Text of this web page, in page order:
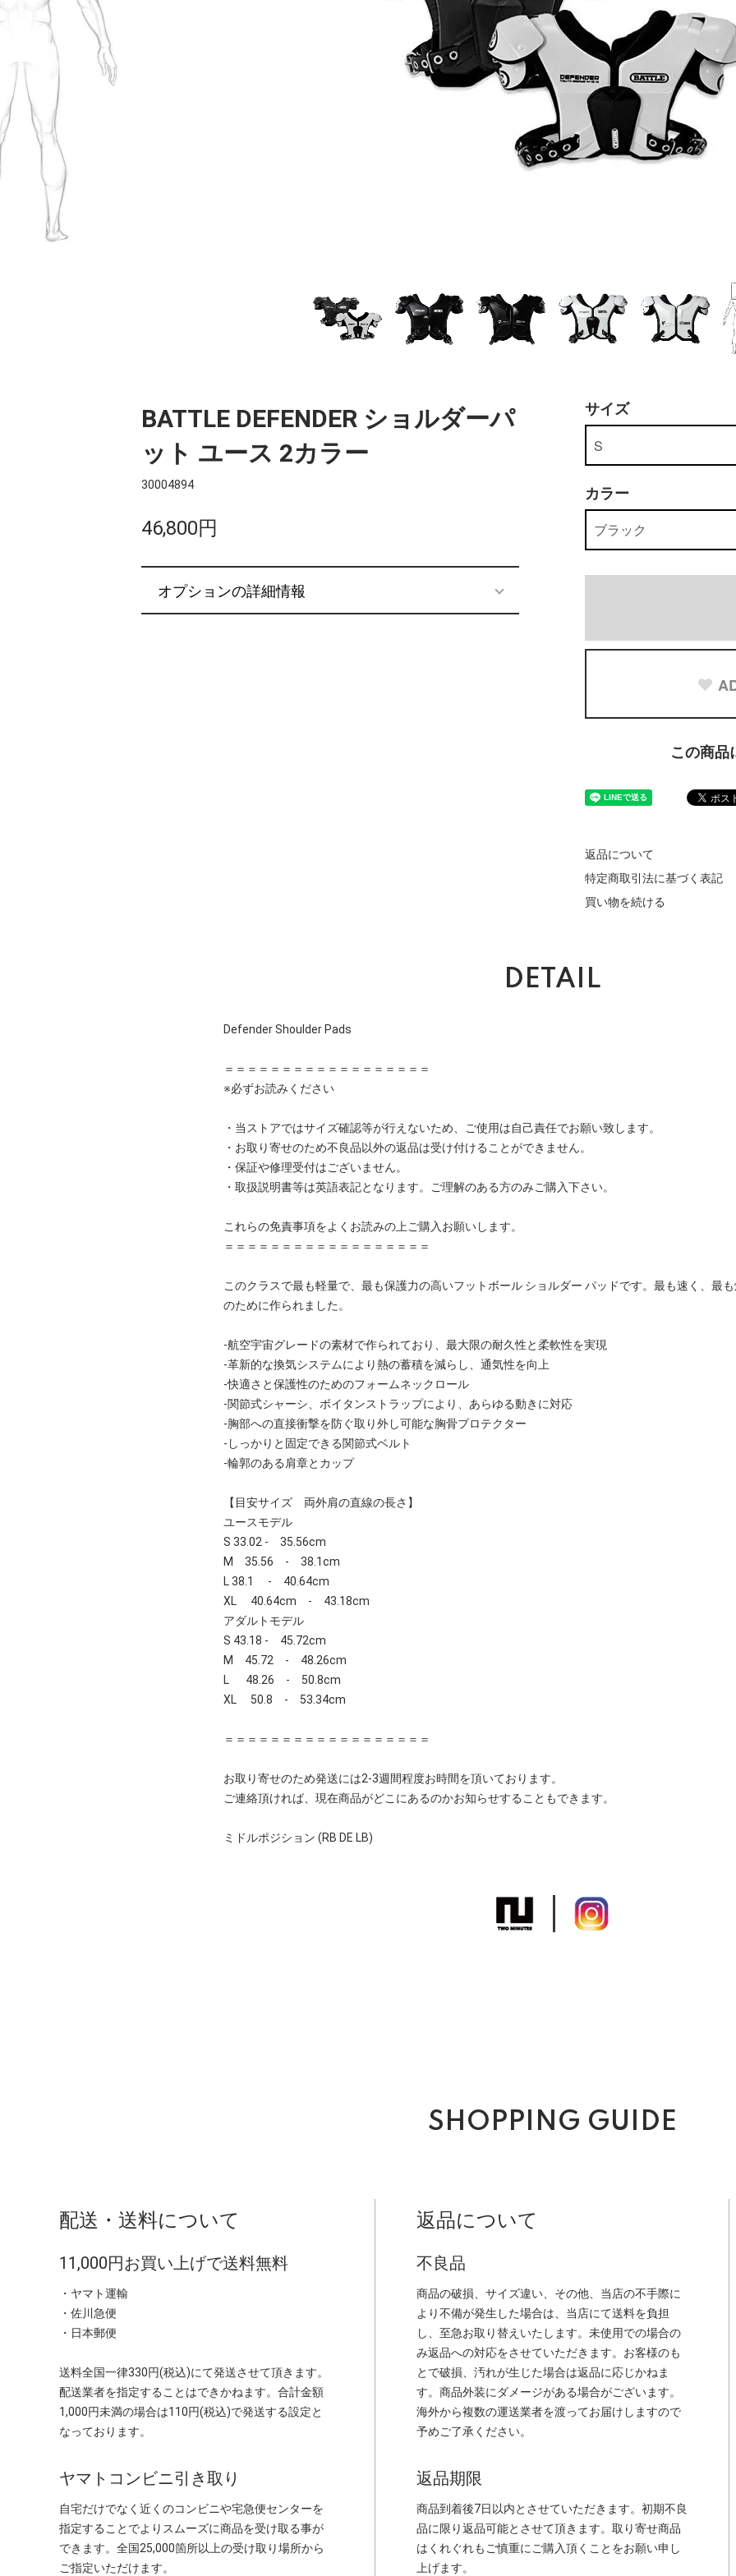
BATTLE DEFENDER ショルダーパ
ット ユース 2カラー
30004894
46,800円
オプションの詳細情報
サイズ
カラー
この商品
返品について
特定商取引法に基づく表記
買い物を続ける
DETAIL
Defender Shoulder Pads
＝＝＝＝＝＝＝＝＝＝＝＝＝＝＝＝＝＝
※必ずお読みください
・当ストアではサイズ確認等が行えないため、ご使用は自己責任でお願い致します。
・お取り寄せのため不良品以外の返品は受け付けることができません。
・保証や修理受付はございません。
・取扱説明書等は英語表記となります。ご理解のある方のみご購入下さい。
これらの免責事項をよくお読みの上ご購入お願いします。
＝＝＝＝＝＝＝＝＝＝＝＝＝＝＝＝＝＝
このクラスで最も軽量で、最も保護力の高いフットボール ショルダー パッドです。最も速く、最
のために作られました。
-航空宇宙グレードの素材で作られており、最大限の耐久性と柔軟性を実現
-革新的な換気システムにより熱の蓄積を減らし、通気性を向上
-快適さと保護性のためのフォームネックロール
-関節式シャーシ、ボイタンストラップにより、あらゆる動きに対応
-胸部への直接衝撃を防ぐ取り外し可能な胸骨プロテクター
-しっかりと固定できる関節式ベルト
-輪郭のある肩章とカップ
【目安サイズ 両外肩の直線の長さ】
ユースモデル
S 33.02 - 35.56cm
M 35.56 - 38.1cm
L 38.1 - 40.64cm
XL 40.64cm - 43.18cm
アダルトモデル
S 43.18 - 45.72cm
M 45.72 - 48.26cm
L 48.26 - 50.8cm
XL 50.8 - 53.34cm
＝＝＝＝＝＝＝＝＝＝＝＝＝＝＝＝＝＝
お取り寄せのため発送には2-3週間程度お時間を頂いております。
ご連絡頂ければ、現在商品がどこにあるのかお知らせすることもできます。
ミドルポジション (RB DE LB)
SHOPPING GUIDE
配送・送料について
11,000円お買い上げで送料無料
・ヤマト運輸
・佐川急便
・日本郵便
送料全国一律330円(税込)にて発送させて頂きます。
配送業者を指定することはできかねます。合計金額
1,000円未満の場合は110円(税込)で発送する設定と
なっております。
ヤマトコンビニ引き取り
自宅だけでなく近くのコンビニや宅急便センターを
指定することでよりスムーズに商品を受け取る事が
できます。全国25,000箇所以上の受け取り場所から
ご指定いただけます。
返品について
不良品
商品の破損、サイズ違い、その他、当店の不手際に
より不備が発生した場合は、当店にて送料を負担
し、至急お取り替えいたします。未使用での場合の
み返品への対応をさせていただきます。お客様のも
とで破損、汚れが生じた場合は返品に応じかねま
す。商品外装にダメージがある場合がございます。
海外から複数の運送業者を渡ってお届けしますので
予めご了承ください。
返品期限
商品到着後7日以内とさせていただきます。初期不良
品に限り返品可能とさせて頂きます。取り寄せ商品
はくれぐれもご慎重にご購入頂くことをお願い申し
上げます。